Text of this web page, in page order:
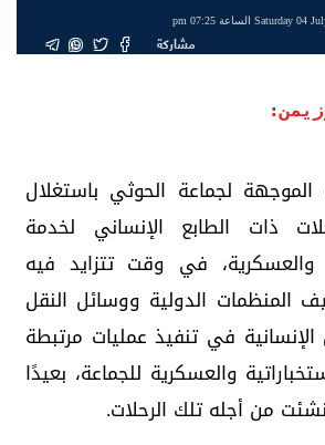
مشاركة
الموجهة لجماعة الحوثي باستغلال
ذات الطابع الإنساني لخدمة
والعسكرية، في وقت تتزايد فيه
المنظمات الدولية ووسائل النقل
في تنفيذ عمليات مرتبطة
والعسكرية للجماعة، بعيدًا
من أجله تلك الرحلات.